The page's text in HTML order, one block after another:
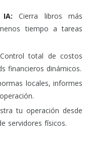
Cierra libros más
tiempo a tareas
Control total de costos
financieros dinámicos.
locales, informes
tu operación desde
servidores físicos.